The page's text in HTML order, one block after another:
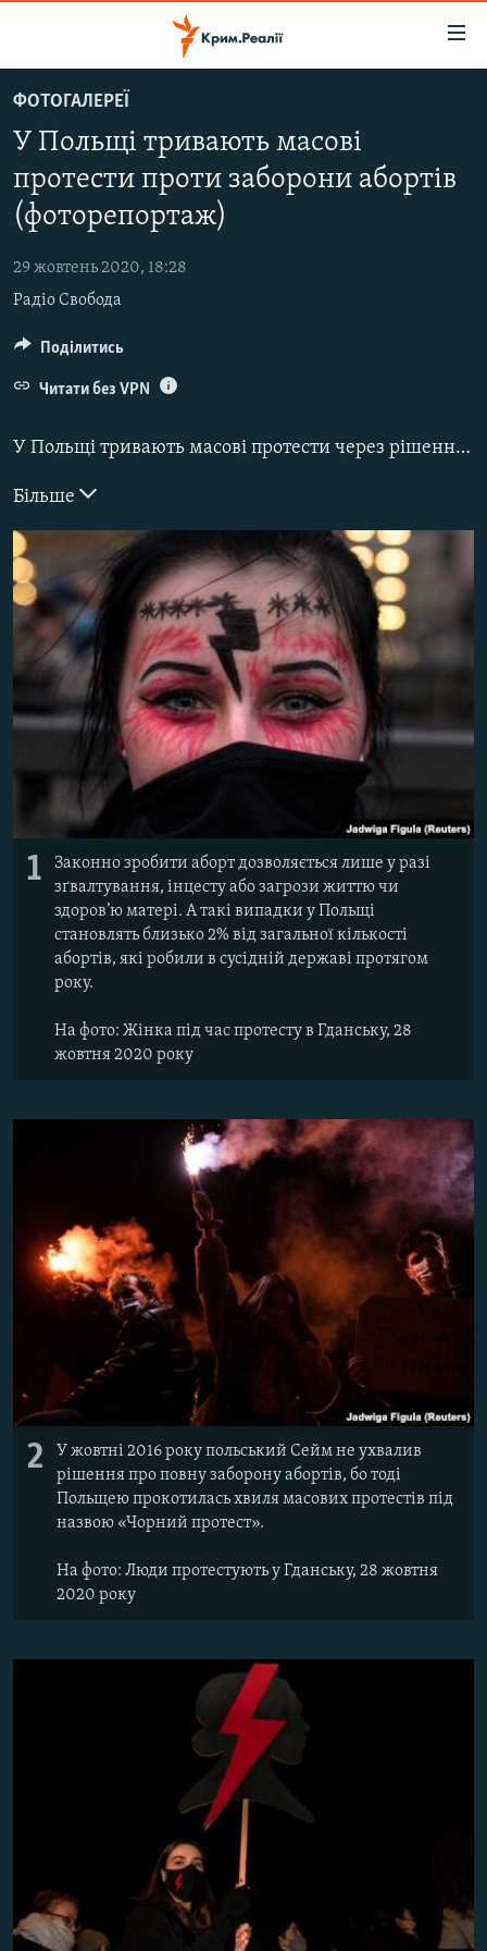
до
основного
матеріалу
Перейти
до
навігації
Перейти
пошуку
ВОДА.КРИМ
ВІДЕО ТА ФОТО
ПОЛІТИКА
БЛОГИ
ПОГЛЯД
ІНТЕРВ'Ю
ВСЕ ЗА ДЕНЬ
СВІДЧЕННЯ ОКУПАЦІЇ
УКРАЇНСЬКА ПРОБЛЕМА КРИМУ
ІНФОГРАФІКА
Русский
Qırımtatar
ДОЛУЧАЙСЯ!
Усі сайти RFE/RL
ФОТОГАЛЕРЕЇ
У Польщі тривають масові
протести проти заборони абортів
(фоторепортаж)
29 жовтень 2020, 18:28
Радіо Свобода
У Польщі тривають масові протести через рішення влади гранично скоротити підстави для здійснення абортів.
Більше
1
Законно зробити аборт дозволяється лише у разі
зґвалтування, інцесту або загрози життю чи
здоров’ю матері. А такі випадки у Польщі
становлять близько 2% від загальної кількості
абортів, які робили в сусідній державі протягом
року.
На фото: Жінка під час протесту в Гданську, 28
жовтня 2020 року
2
У жовтні 2016 року польський Сейм не ухвалив
рішення про повну заборону абортів, бо тоді
Польщею прокотилась хвиля масових протестів під
назвою «Чорний протест».
На фото: Люди протестують у Гданську, 28 жовтня
2020 року
Поділитись
Читати без VPN